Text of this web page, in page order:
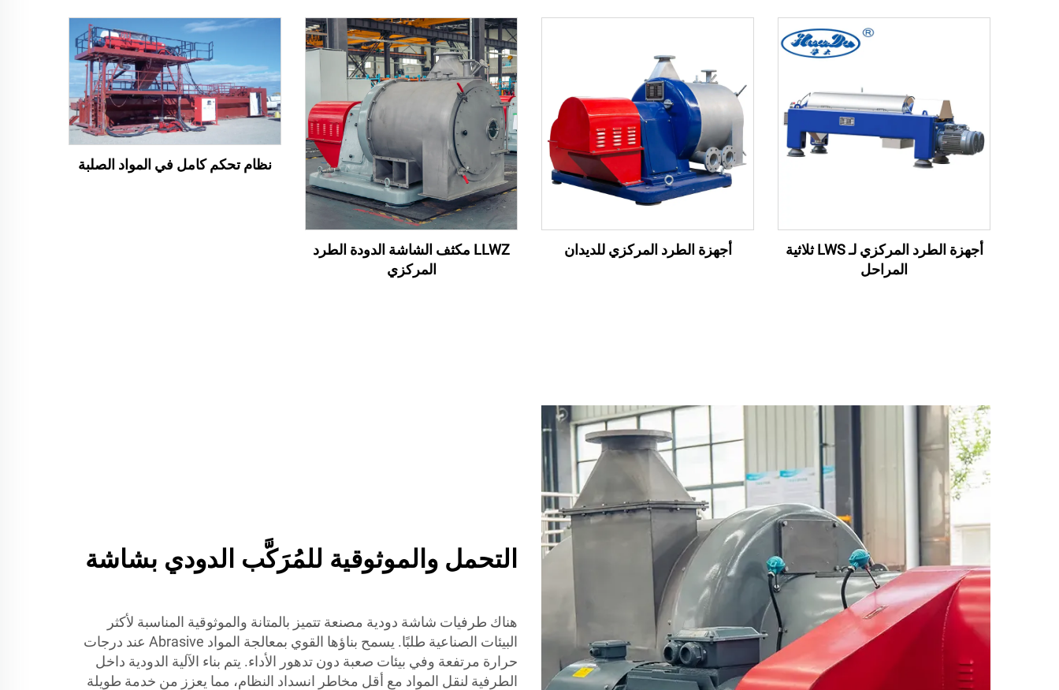
أجهزة الطرد المركزي لـ LWS ثلاثية
المراحل
أجهزة الطرد المركزي للديدان
LLWZ مكثف الشاشة الدودة الطرد
المركزي
نظام تحكم كامل في المواد الصلبة
التحمل والموثوقية للمُرَكَّب الدودي بشاشة
هناك طرفيات شاشة دودية مصنعة تتميز بالمتانة والموثوقية المناسبة لأكثر
البيئات الصناعية طلبًا. يسمح بناؤها القوي بمعالجة المواد Abrasive عند درجات
حرارة مرتفعة وفي بيئات صعبة دون تدهور الأداء. يتم بناء الآلية الدودية داخل
الطرفية لنقل المواد مع أقل مخاطر انسداد النظام، مما يعزز من خدمة طويلة